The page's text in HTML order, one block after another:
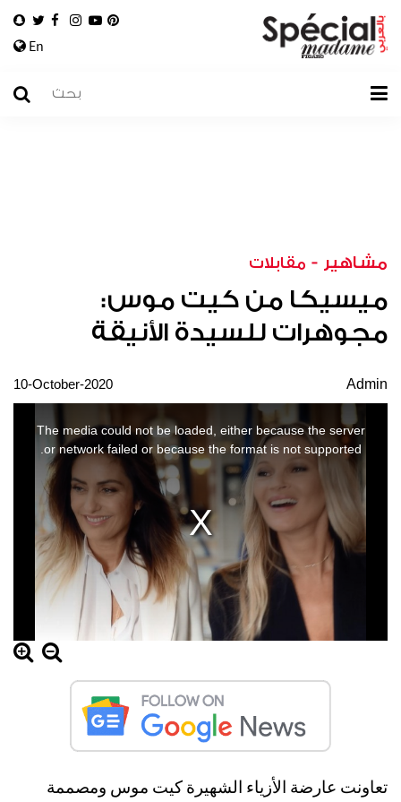
En
مشاهير - مقابلات
ميسيكا من كيت موس:
مجوهرات للسيدة الأنيقة
Admin
10-October-2020
modal
window.
The media could not be loaded, either because the server
or network failed or because the format is not supported.
تعاونت عارضة الأزياء الشهيرة كيت موس ومصممة